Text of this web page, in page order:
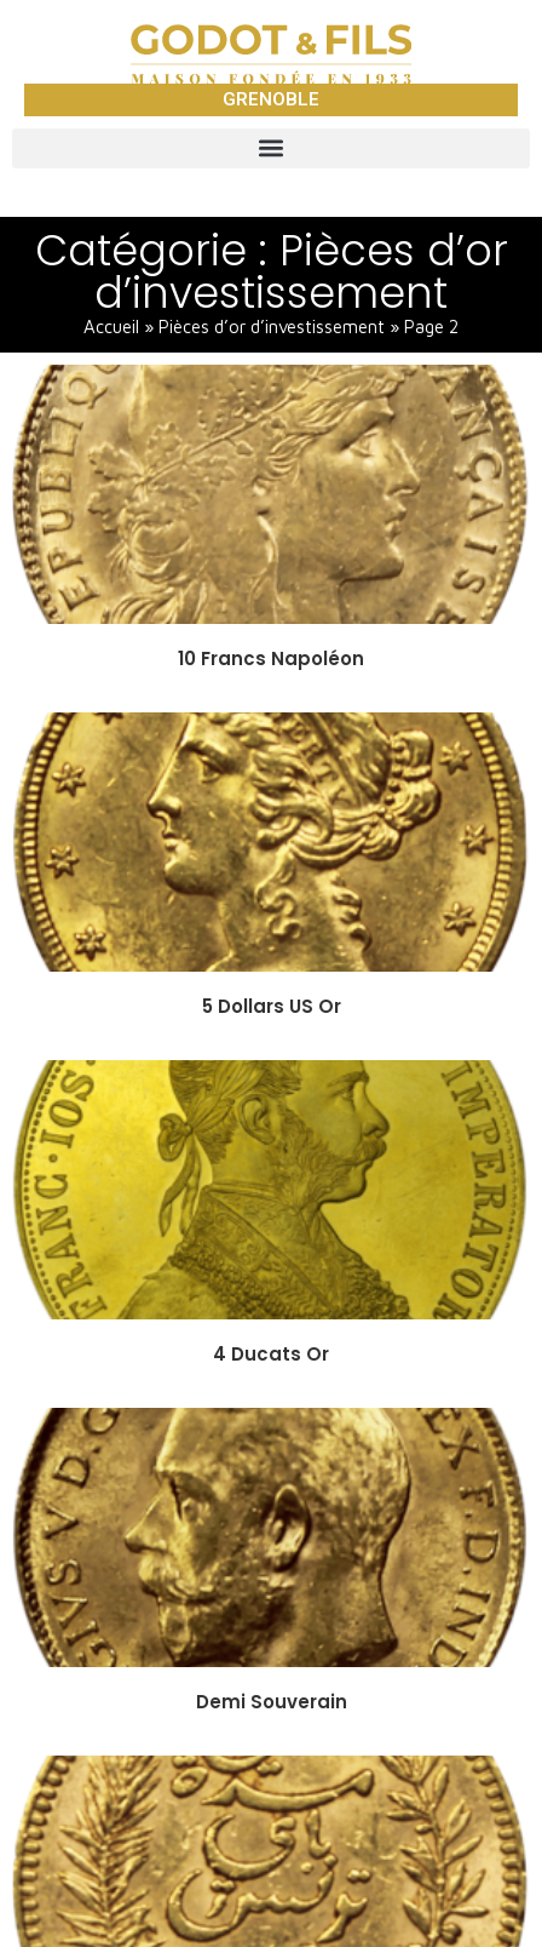
GRENOBLE
Catégorie : Pièces d’or
d’investissement
Accueil » Pièces d’or d’investissement » Page 2
10 Francs Napoléon
5 Dollars US Or
4 Ducats Or
Demi Souverain